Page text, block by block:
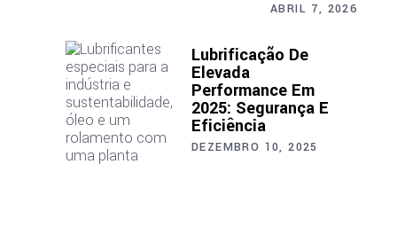
ABRIL 7, 2026
Lubrificação De
Elevada
Performance Em
2025: Segurança E
Eficiência
DEZEMBRO 10, 2025